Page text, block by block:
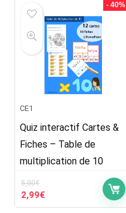
5,00€.2,99€.
- 40%
CE1
Quiz interactif Cartes &
Fiches – Table de
multiplication de 10
5,00€
Le
prix
2,99€Le
prix